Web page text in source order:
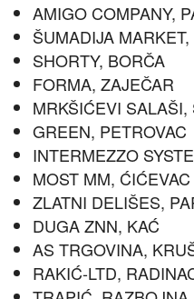
AMIGO COMPANY,
ŠUMADIJA
SHORTY, BORČA
FORMA, ZAJEČAR
MRKŠIĆEVI
GREEN, PETROVAC
INTERMEZZO
MOST MM, ĆIĆEVAC
ZLATNI DELIŠES,
DUGA ZNN, KAĆ
AS TRGOVINA,
RAKIĆ-LTD,